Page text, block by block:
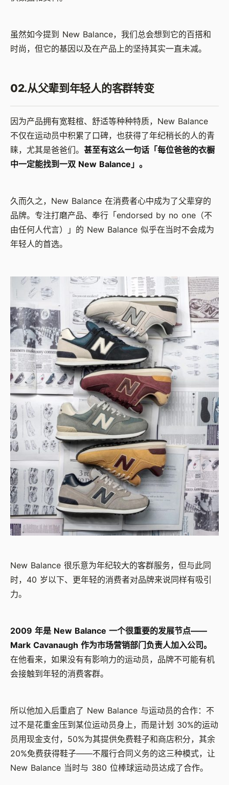
虽然如今提到 New Balance，我们总会想到它的百搭和
时尚，但它的基因以及在产品上的坚持其实一直未减。
02.从父辈到年轻人的客群转变
因为产品拥有宽鞋楦、舒适等种种特质，New Balance
不仅在运动员中积累了口碑，也获得了年纪稍长的人的青
睐，尤其是爸爸们。 甚至有这么一句话「每位爸爸的衣橱
中一定能找到一双 New Balance」。
久而久之，New Balance 在消费者心中成为了父辈穿的
品牌。专注打磨产品、奉行「endorsed by no one（不
由任何人代言）」的 New Balance 似乎在当时不会成为
年轻人的首选。
New Balance 很乐意为年纪较大的客群服务，但与此同
时，40 岁以下、更年轻的消费者对品牌来说同样有吸引
力。
2009 年是 New Balance 一个很重要的发展节点——
Mark Cavanaugh 作为市场营销部门负责人加入公司。
在他看来，如果没有有影响力的运动员，品牌不可能有机
会接触到年轻的消费客群。
所以他加入后重启了 New Balance 与运动员的合作：不
过不是花重金压到某位运动员身上，而是计划 30%的运动
员用现金支付，50%为其提供免费鞋子和商店积分，其余
20%免费获得鞋子——不履行合同义务的这三种模式，让
New Balance 当时与 380 位棒球运动员达成了合作。